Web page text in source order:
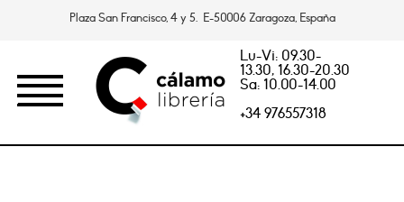
Plaza San Francisco, 4 y 5. E-50006 Zaragoza, España
Lu-Vi: 09.30-
13.30, 16.30-20.30
Sa: 10.00-14.00
+34 976557318